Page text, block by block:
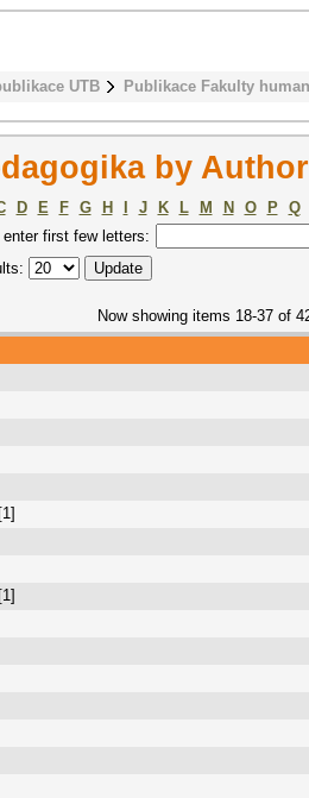
UTB Publikace Fakulty
by Author
D E F G H J K L M N O P
Q
enter first few letters:
Now showing items 18-37 of
[1]